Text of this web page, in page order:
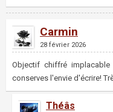
Carmin
28 février 2026
Objectif chiffré
conserves l'envie d'écrire!
Théâs